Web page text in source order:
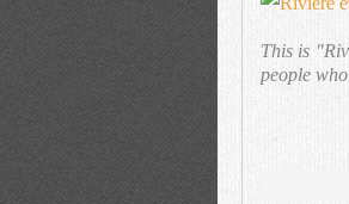
This is
people